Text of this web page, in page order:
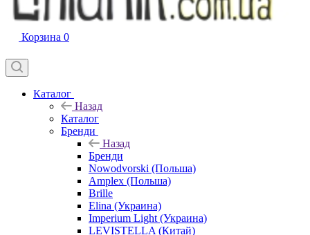
Корзина 0
Каталог
Назад
Каталог
Бренди
Назад
Бренди
Nowodvorski (Польша)
Amplex (Польша)
Brille
Elina (Украина)
Imperium Light (Украина)
LEVISTELLA (Китай)